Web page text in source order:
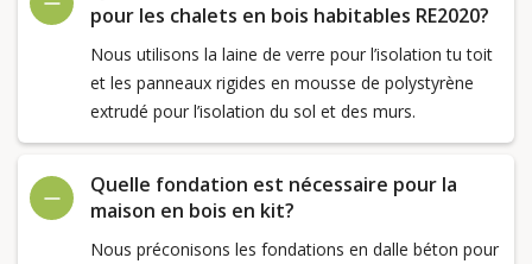
pour les chalets en bois habitables RE2020?
Nous utilisons la laine de verre pour l’isolation tu toit
et les panneaux rigides en mousse de polystyrène
extrudé pour l’isolation du sol et des murs.
Quelle fondation est nécessaire pour la
maison en bois en kit?
Nous préconisons les fondations en dalle béton pour